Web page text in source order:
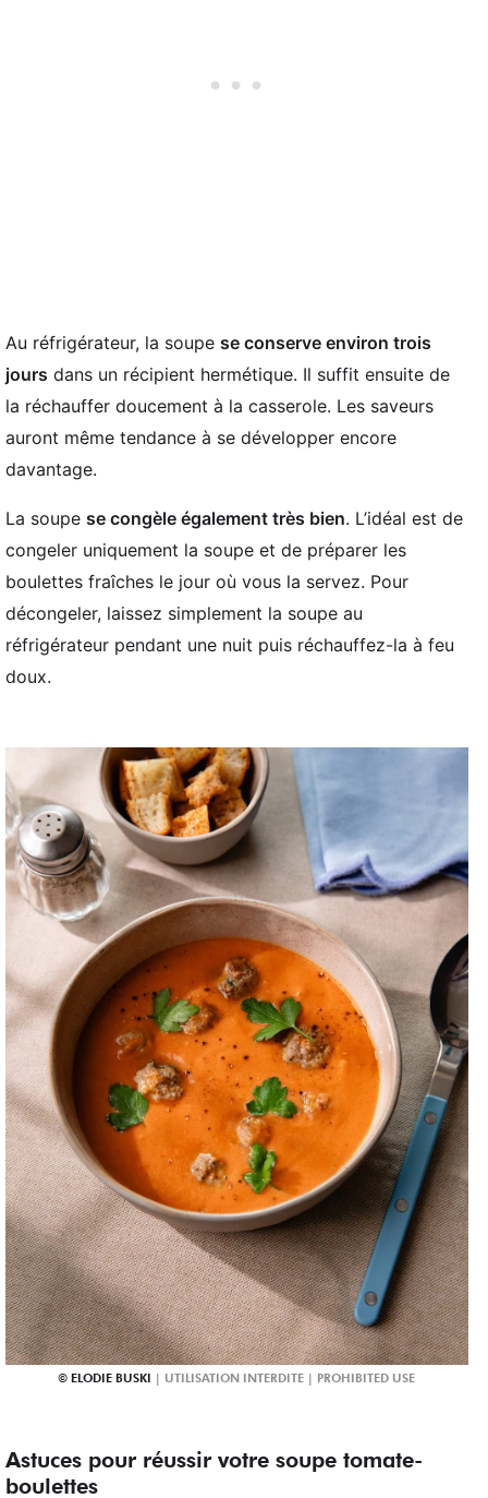
Au réfrigérateur, la soupe se conserve environ trois
jours dans un récipient hermétique. Il suffit ensuite de
la réchauffer doucement à la casserole. Les saveurs
auront même tendance à se développer encore
davantage.
La soupe se congèle également très bien. L’idéal est de
congeler uniquement la soupe et de préparer les
boulettes fraîches le jour où vous la servez. Pour
décongeler, laissez simplement la soupe au
réfrigérateur pendant une nuit puis réchauffez-la à feu
doux.
ELODIE BUSKI
Astuces pour réussir votre soupe tomate-
boulettes